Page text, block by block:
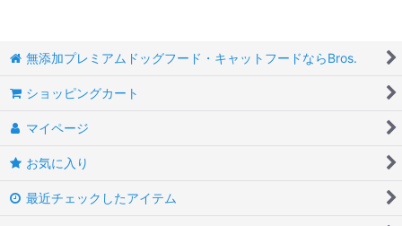
無添加プレミアムドッグフード・キャットフードならBros.
ショッピングカート
マイページ
お気に入り
最近チェックしたアイテム